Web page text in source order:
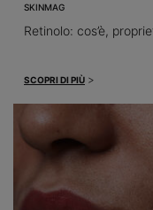
SKINMAG
Retinolo: cos’è,
SCOPRI DI PIÙ >